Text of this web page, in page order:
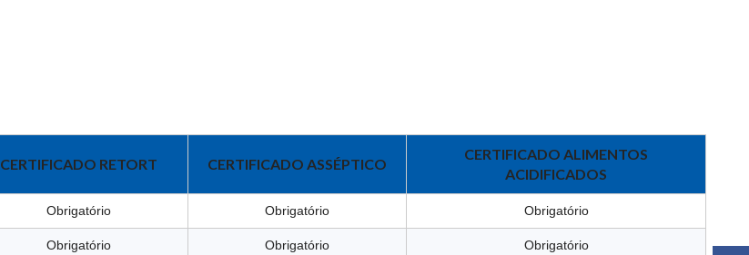
CERTIFICADO RETORT CERTIFICADO ASSÉPTICO
CERTIFICADO ALIMENTOS
ACIDIFICADOS
Obrigatório Obrigatório Obrigatório
Obrigatório Obrigatório Obrigatório